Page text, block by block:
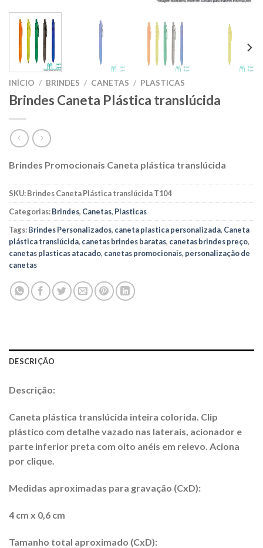
INÍCIO / BRINDES / CANETAS / PLASTICAS
Brindes Caneta Plástica translúcida
Brindes Promocionais Caneta plástica translúcida
SKU:Brindes Caneta Plástica translúcida T104
Categorias:Brindes, Canetas, Plasticas
Tags:Brindes Personalizados, caneta plastica personalizada, Caneta
plástica translúcida, canetas brindes baratas, canetas brindes preço,
canetas plasticas atacado, canetas promocionais, personalização de
canetas
DESCRIÇÃO
Descrição:
Caneta plástica translúcida inteira colorida. Clip
plástico com detalhe vazado nas laterais, acionador e
parte inferior preta com oito anéis em relevo. Aciona
por clique.
Medidas aproximadas para gravação (CxD):
4 cm x 0,6 cm
Tamanho total aproximado (CxD):